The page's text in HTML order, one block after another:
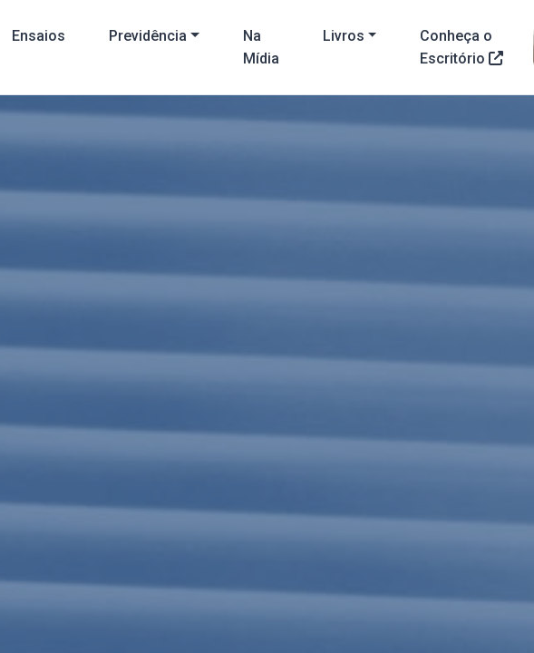
Ensaios Previdência
Na
Mídia
Livros
Conheça o
Escritório